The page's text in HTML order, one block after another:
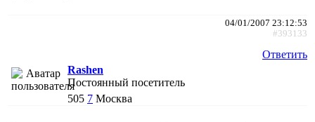
04/01/2007 23:12:53
#393133
Ответить
Rashen
Постоянный посетитель
505 7 Москва